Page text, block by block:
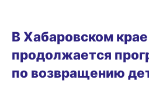
В Хабаровском крае
продолжается
по возвращению